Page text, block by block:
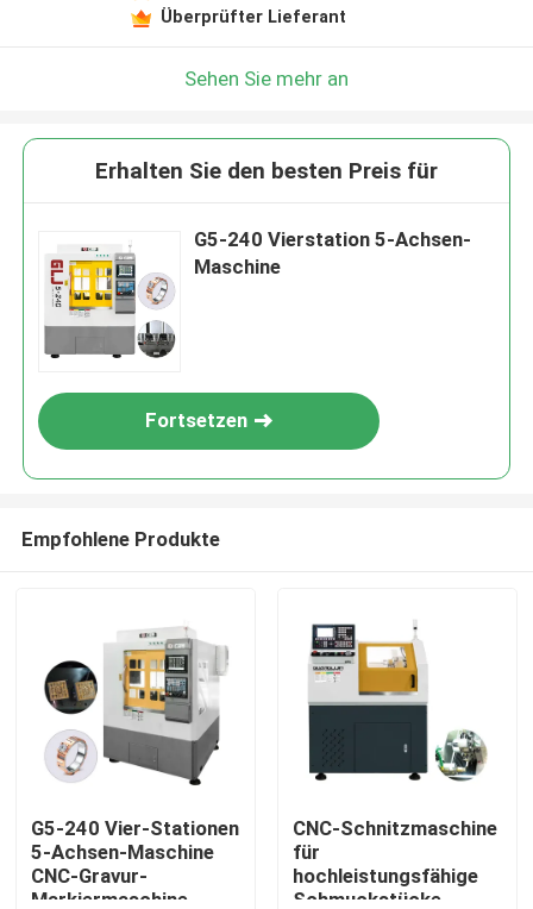
Zu Hause
Überprüfter Lieferant
Sehen Sie mehr an
Erhalten Sie den besten Preis für
G5-240 Vierstation 5-Achsen-
Maschine
Fortsetzen
Empfohlene Produkte
G5-240 Vier-Stationen
5-Achsen-Maschine
CNC-Gravur-
Markiermaschine
CNC-Schnitzmaschine
für
hochleistungsfähige
Schmuckstücke